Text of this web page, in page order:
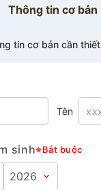
Thông tin cơ bản
tin cơ bản cần thiết
Tên
sinh※Bắt buộc